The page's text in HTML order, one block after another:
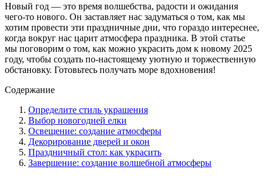
Новый год — это время волшебства, радости и ожидания
чего-то нового. Он заставляет нас задуматься о том, как мы
хотим провести эти праздничные дни, что гораздо интереснее,
когда вокруг нас царит атмосфера праздника. В этой статье
мы поговорим о том, как можно украсить дом к новому 2025
году, чтобы создать по-настоящему уютную и торжественную
обстановку. Готовьтесь получать море вдохновения!
Содержание
Определите стиль украшения
Выбор новогодней елки
Освещение: создание атмосферы
Декорирование дверей и окон
Праздничный стол: как украсить
Завершение: создание волшебной атмосферы